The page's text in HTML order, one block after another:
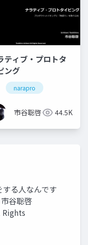
ティブ・プロトタ
ング
narapro
市谷聡啓 44.5K
る⼈なんです
⾕聡啓